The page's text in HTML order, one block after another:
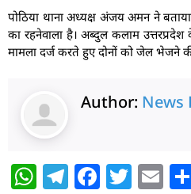
पोठिया थाना अध्यक्ष अंजय अमन ने
का रहनेवाला है। अब्दुल कलाम
मामला दर्ज करते हुए दोनों को जेल भेजने
Author: News
W T F T E